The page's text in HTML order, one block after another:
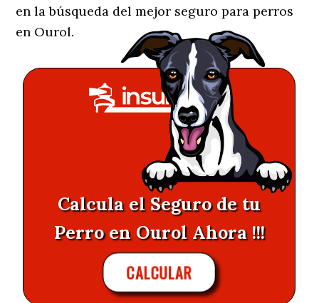
en la búsqueda del mejor seguro para perros
en Ourol.
Calcula el Seguro de tu
Perro en Ourol Ahora !!!
CALCULAR